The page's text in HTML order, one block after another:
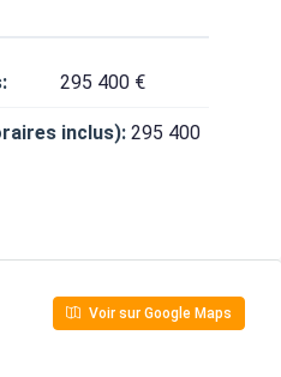
295 400 €
inclus): 295 400
Voir sur Google Maps